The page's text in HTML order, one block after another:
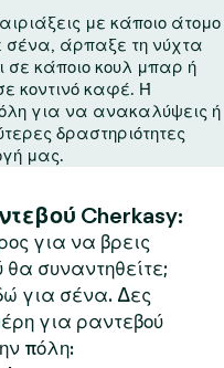
με κάποιο άτομο
σένα, άρπαξε τη νύχτα
σε κάποιο κουλ μπαρ ή
κοντινό καφέ. Ή
για να ανακαλύψεις ή
δραστηριότητες
μας.
Cherkasy:
για να βρεις
συναντηθείτε;
για σένα. Δες
για ραντεβού
πόλη: